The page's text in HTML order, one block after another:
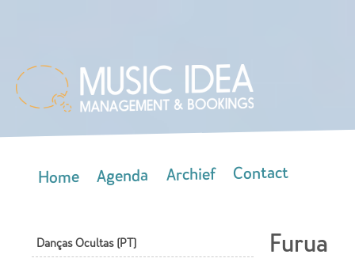
Home Agenda Archief Contact
Danças Ocultas (PT)
Furua